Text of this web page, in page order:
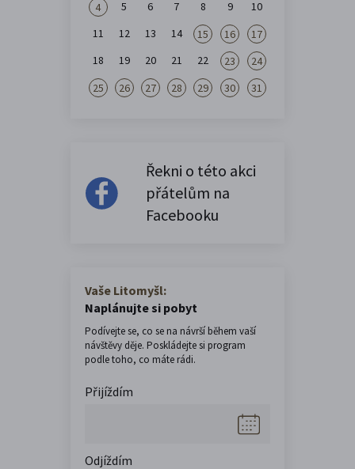
4 5 6 7 8 9
10
11
12 13 14 15 16
17
18
19 20 21 22 23
24
25
26 27 28 29 30 31
Řekni o této akci
přátelům na
Facebooku
Vaše Litomyšl:
Naplánujte si pobyt
Podívejte se, co se na návrší během vaší
návštěvy děje. Poskládejte si program
podle toho, co máte rádi.
Přijíždím
Odjíždím